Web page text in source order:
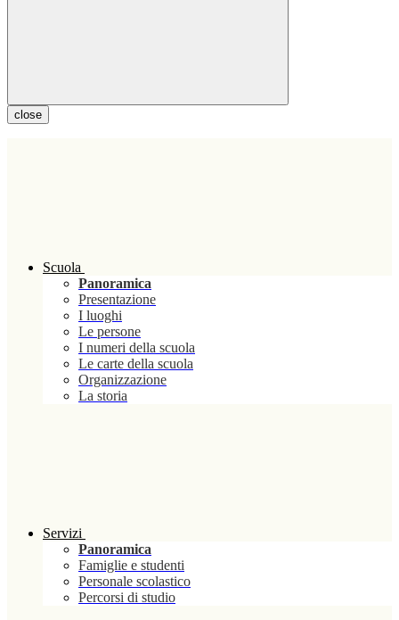
close
Scuola
Panoramica
Presentazione
I luoghi
Le persone
I numeri della scuola
Le carte della scuola
Organizzazione
La storia
Servizi
Panoramica
Famiglie e studenti
Personale scolastico
Percorsi di studio